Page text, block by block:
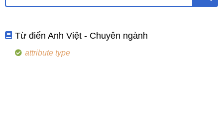
Từ điển Anh Việt - Chuyên ngành
attribute type